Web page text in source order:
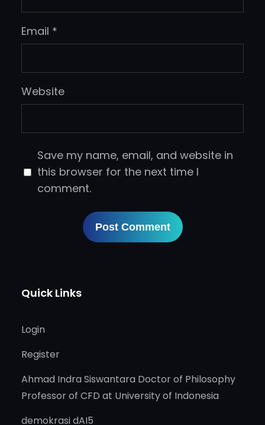
Email *
Website
Save my name, email, and website in
this browser for the next time I
comment.
Quick Links
Login
Register
Ahmad Indra Siswantara Doctor of Philosophy
Professor of CFD at University of Indonesia
demokrasi dAI5